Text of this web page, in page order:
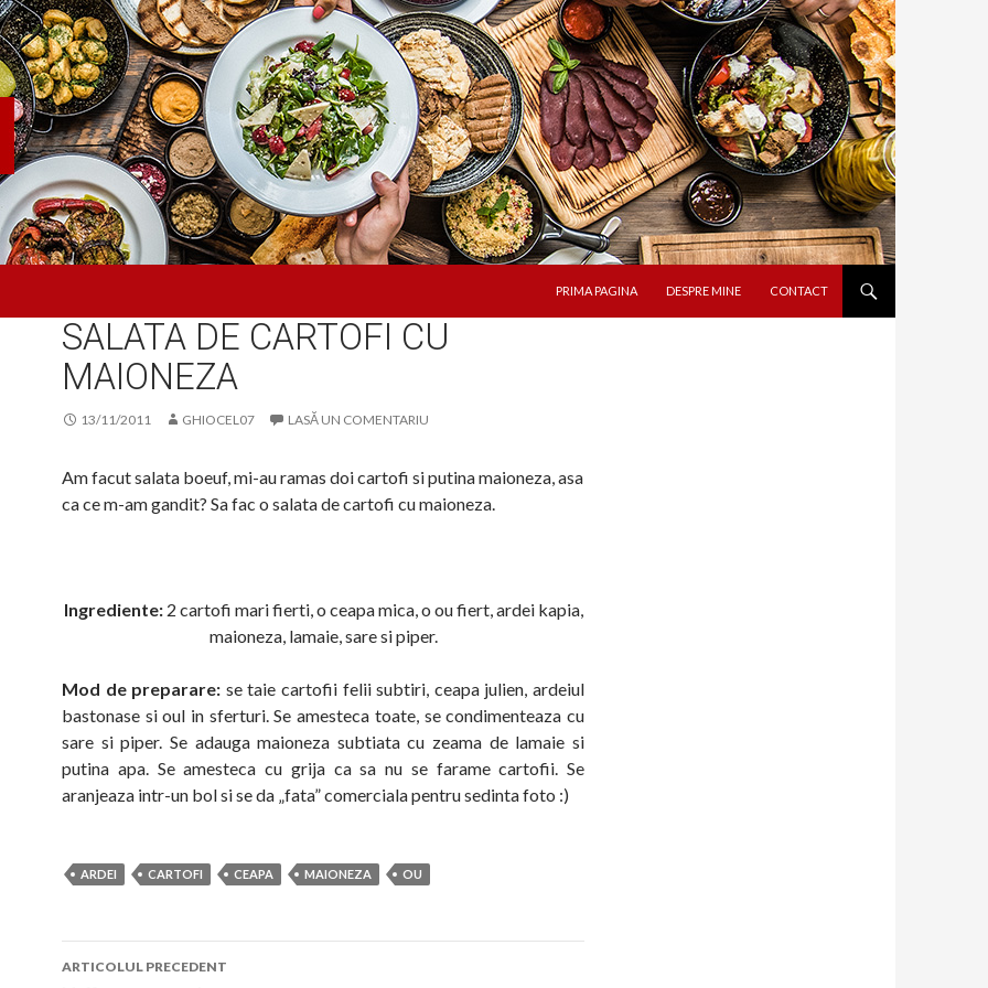
PRIMA PAGINA
DESPRE MINE CONTACT
SALATA DE CARTOFI CU
MAIONEZA
13/11/2011 GHIOCEL07 LASĂ UN COMENTARIU
Am facut salata boeuf, mi-au ramas doi cartofi si putina maioneza, asa
ca ce m-am gandit? Sa fac o salata de cartofi cu maioneza.
Ingrediente:2 cartofi mari fierti, o ceapa mica, o ou fiert, ardei kapia,
maioneza, lamaie, sare si piper.
Mod de preparare: se taie cartofii felii subtiri, ceapa julien, ardeiul
bastonase si oul in sferturi. Se amesteca toate, se condimenteaza cu
sare si piper. Se adauga maioneza subtiata cu zeama de lamaie si
putina apa. Se amesteca cu grija ca sa nu se farame cartofii. Se
aranjeaza intr-un bol si se da „fata” comerciala pentru sedinta foto :)
ARDEI CARTOFI CEAPA MAIONEZA OU
Navigare
ARTICOLUL PRECEDENT